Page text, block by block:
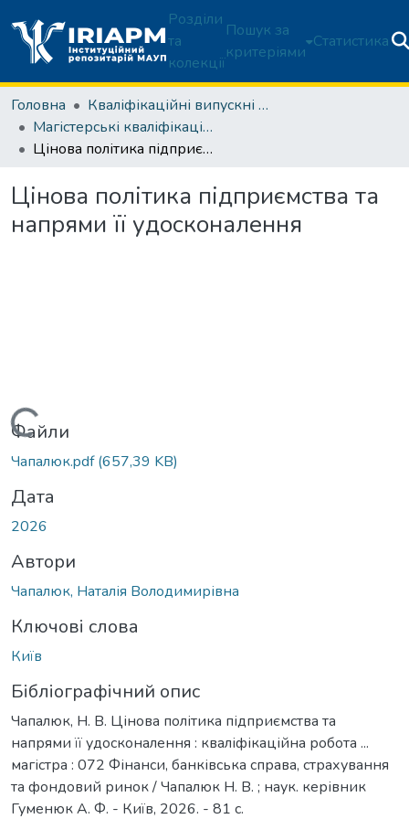
Розділи
та
колекції
Пошук за
критеріями
Статистика
Головна
Кваліфікаційні випускні роботи здобувачів вищої освіти
Магістерські кваліфікаційні роботи
Цінова політика підприємства та напрями її удосконалення
Цінова політика підприємства та
напрями її удосконалення
Вантажиться...
Файли
Чапалюк.pdf(657,39 KB)
Дата
2026
Автори
Чапалюк, Наталія Володимирівна
Ключові слова
Київ
Бібліографічний опис
Чапалюк, Н. В. Цінова політика підприємства та
напрями її удосконалення : кваліфікаційна робота ...
магістра : 072 Фінанси, банківська справа, страхування
та фондовий ринок / Чапалюк Н. В. ; наук. керівник
Гуменюк А. Ф. - Київ, 2026. - 81 с.